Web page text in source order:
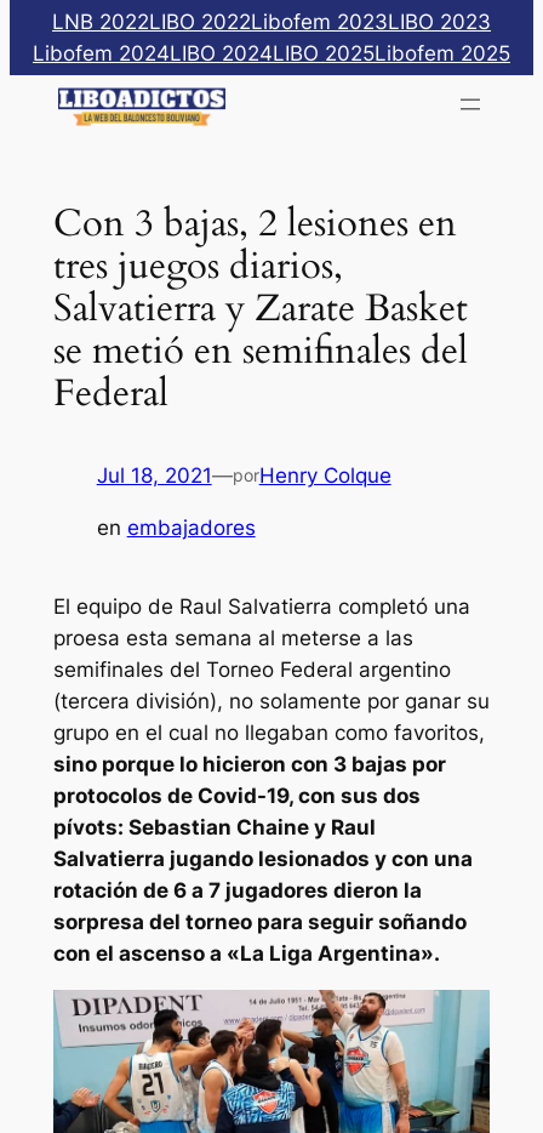
Saltar
contenido
LNB 2022LIBO 2022Libofem 2023LIBO 2023
Libofem 2024LIBO 2024LIBO 2025Libofem 2025
Con 3 bajas, 2 lesiones en
tres juegos diarios,
Salvatierra y Zarate Basket
se metió en semifinales del
Federal
Jul 18, 2021—porHenry Colque
en embajadores
El equipo de Raul Salvatierra completó una
proesa esta semana al meterse a las
semifinales del Torneo Federal argentino
(tercera división), no solamente por ganar su
grupo en el cual no llegaban como favoritos,
sino porque lo hicieron con 3 bajas por
protocolos de Covid-19, con sus dos
pívots: Sebastian Chaine y Raul
Salvatierra jugando lesionados y con una
rotación de 6 a 7 jugadores dieron la
sorpresa del torneo para seguir soñando
con el ascenso a «La Liga Argentina».